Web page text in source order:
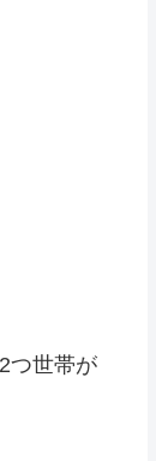
つ世帯が